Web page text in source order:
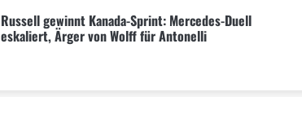
Russell gewinnt Kanada-Sprint: Mercedes-Duell
eskaliert, Ärger von Wolff für Antonelli